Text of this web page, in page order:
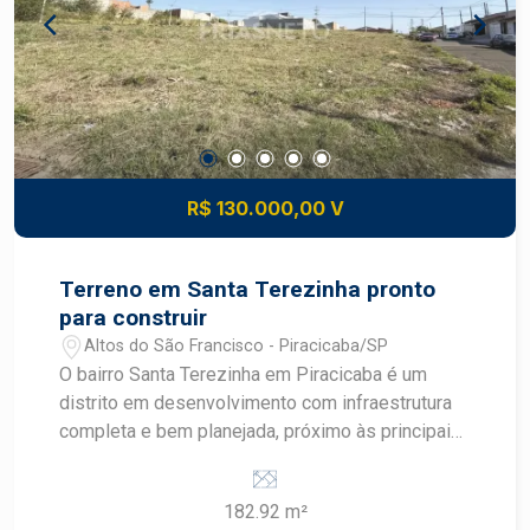
perspectiva de ganho patrimonial Conveniência:
proximidade de escolas, supermercados,
transportes, serviços e lazer comunitário
Construa o imóvel dos seus sonhos com
segurança e excelente potencial de valorização.
Construa seu futuro com quem é agente de
desenvolvimento do mercado imobiliário de
Piracicaba. Agende sua visita.
R$ 130.000,00 V
Terreno em Santa Terezinha pronto
para construir
Altos do São Francisco - Piracicaba/SP
O bairro Santa Terezinha em Piracicaba é um
distrito em desenvolvimento com infraestrutura
completa e bem planejada, próximo às principais
rodovias SP308 e SP304. A região conta com
comércio variado, transporte público, escolas,
182.92 m²